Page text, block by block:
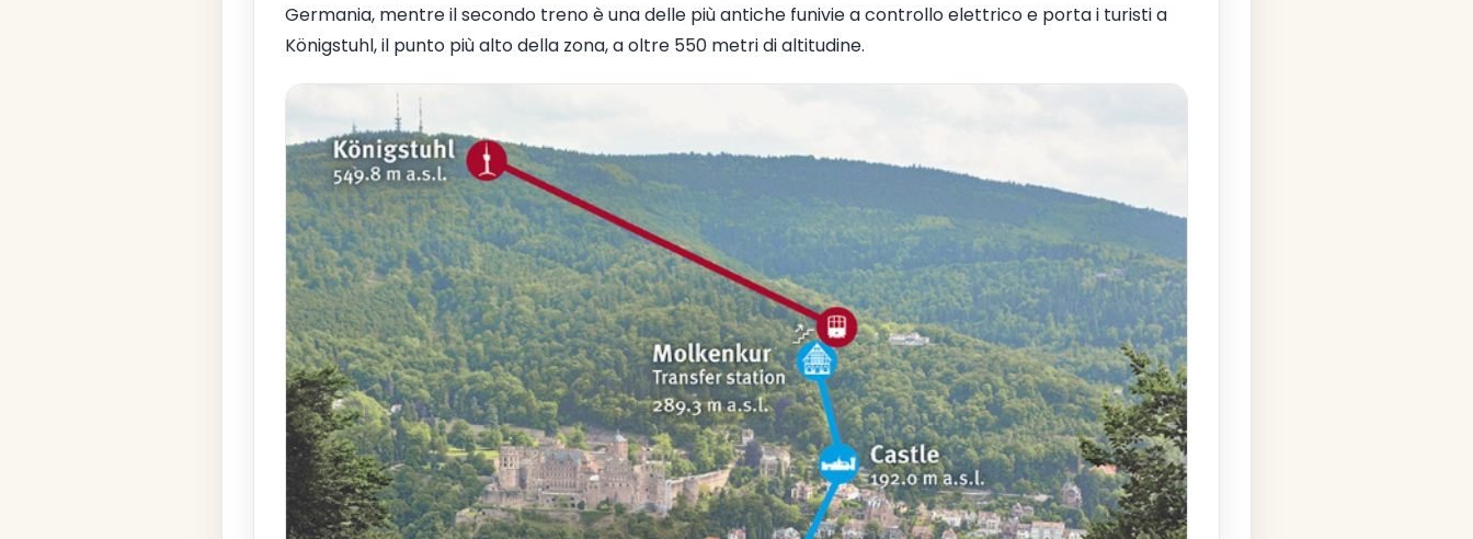
Germania, mentre il secondo treno è una delle più antiche funivie a controllo elettrico e porta i turisti a
Königstuhl, il punto più alto della zona, a oltre 550 metri di altitudine.